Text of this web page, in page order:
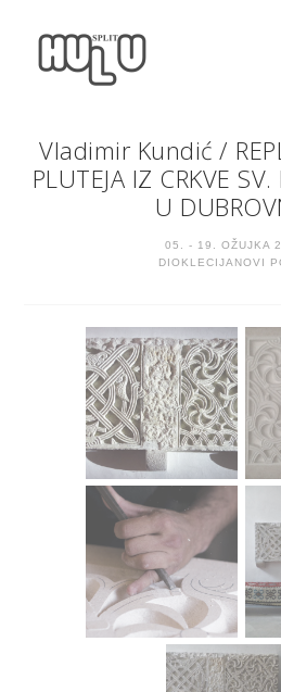
Vladimir Kundić /
PLUTEJA IZ CRKVE
U
05. - 19. OŽUJKA
DIOKLECIJANOVI